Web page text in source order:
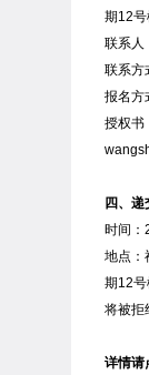
期12号
联系人
联系方
报名方
授权书
四、
时间：
地点：
期12
将被拒
详情请